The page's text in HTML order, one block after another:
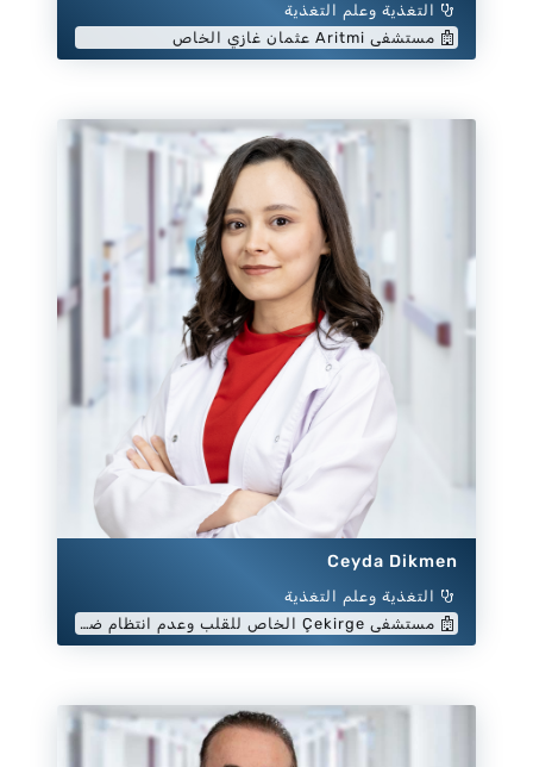
التغذية وعلم التغذية
مستشفى Aritmi عثمان غازي الخاص
Ceyda Dikmen
التغذية وعلم التغذية
مستشفى Çekirge الخاص للقلب وعدم انتظام ضربات القلب